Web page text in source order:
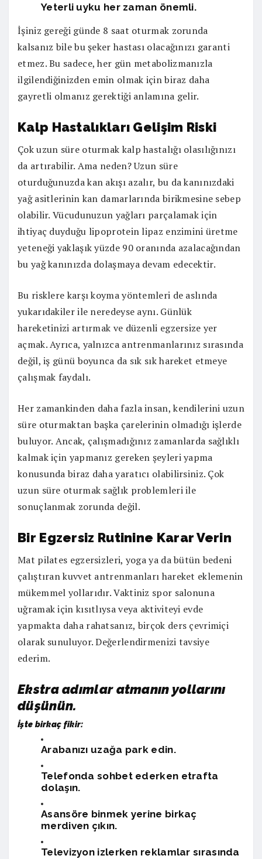
Yeterli uyku her zaman önemli.
İşiniz gereği günde 8 saat oturmak zorunda
kalsanız bile bu şeker hastası olacağınızı garanti
etmez. Bu sadece, her gün metabolizmanızla
ilgilendiğinizden emin olmak için biraz daha
gayretli olmanız gerektiği anlamına gelir.
Kalp Hastalıkları Gelişim Riski
Çok uzun süre oturmak kalp hastalığı olasılığınızı
da artırabilir. Ama neden? Uzun süre
oturduğunuzda kan akışı azalır, bu da kanınızdaki
yağ asitlerinin kan damarlarında birikmesine sebep
olabilir. Vücudunuzun yağları parçalamak için
ihtiyaç duyduğu lipoprotein lipaz enzimini üretme
yeteneği yaklaşık yüzde 90 oranında azalacağından
bu yağ kanınızda dolaşmaya devam edecektir.
Bu risklere karşı koyma yöntemleri de aslında
yukarıdakiler ile neredeyse aynı. Günlük
hareketinizi artırmak ve düzenli egzersize yer
açmak. Ayrıca, yalnızca antrenmanlarınız sırasında
değil, iş günü boyunca da sık sık hareket etmeye
çalışmak faydalı.
Her zamankinden daha fazla insan, kendilerini uzun
süre oturmaktan başka çarelerinin olmadığı işlerde
buluyor. Ancak, çalışmadığınız zamanlarda sağlıklı
kalmak için yapmanız gereken şeyleri yapma
konusunda biraz daha yaratıcı olabilirsiniz. Çok
uzun süre oturmak sağlık problemleri ile
sonuçlanmak zorunda değil.
Bir Egzersiz Rutinine Karar Verin
Mat pilates egzersizleri, yoga ya da bütün bedeni
çalıştıran kuvvet antrenmanları hareket eklemenin
mükemmel yollarıdır. Vaktiniz spor salonuna
uğramak için kısıtlıysa veya aktiviteyi evde
yapmakta daha rahatsanız, birçok ders çevrimiçi
olarak sunuluyor. Değerlendirmenizi tavsiye
ederim.
Ekstra adımlar atmanın yollarını
düşünün.
İşte birkaç fikir:
Arabanızı uzağa park edin.
Telefonda sohbet ederken etrafta
dolaşın.
Asansöre binmek yerine birkaç
merdiven çıkın.
Televizyon izlerken reklamlar sırasında